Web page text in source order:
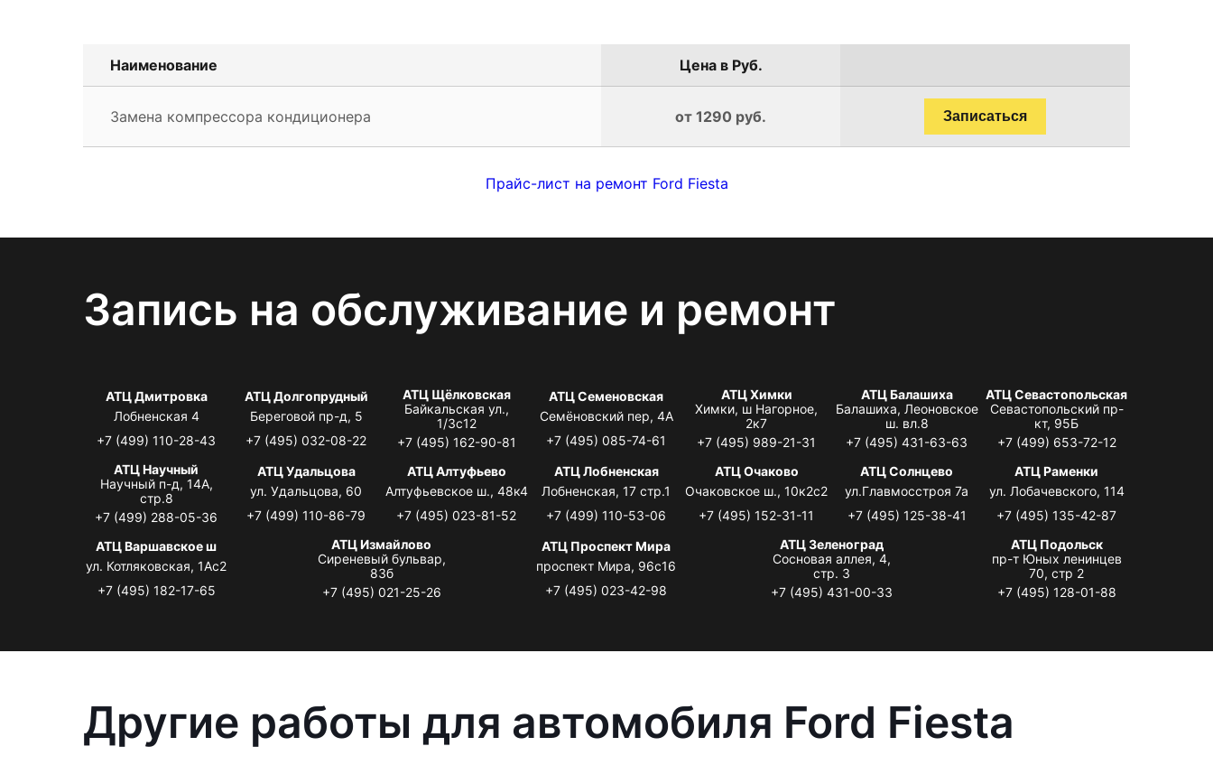
Наименование Цена в Руб.
Замена компрессора кондиционера от 1290 руб. Записаться
Прайс-лист на ремонт Ford Fiesta
Запись на обслуживание и ремонт
АТЦ Дмитровка
Лобненская 4
+7 (499) 110-28-43
АТЦ Долгопрудный
Береговой пр-д, 5
+7 (495) 032-08-22
АТЦ Щёлковская
Байкальская ул.,
1/3с12
+7 (495) 162-90-81
АТЦ Семеновская
Семёновский пер, 4А
+7 (495) 085-74-61
АТЦ Химки
Химки, ш Нагорное,
2к7
+7 (495) 989-21-31
АТЦ Балашиха
Балашиха, Леоновское
ш. вл.8
+7 (495) 431-63-63
АТЦ Севастопольская
Севастопольский пр-
кт, 95Б
+7 (499) 653-72-12
АТЦ Научный
Научный п-д, 14А,
стр.8
+7 (499) 288-05-36
АТЦ Удальцова
ул. Удальцова, 60
+7 (499) 110-86-79
АТЦ Алтуфьево
Алтуфьевское ш., 48к4
+7 (495) 023-81-52
АТЦ Лобненская
Лобненская, 17 стр.1
+7 (499) 110-53-06
АТЦ Очаково
Очаковское ш., 10к2с2
+7 (495) 152-31-11
АТЦ Солнцево
ул.Главмосстроя 7а
+7 (495) 125-38-41
АТЦ Раменки
ул. Лобачевского, 114
+7 (495) 135-42-87
АТЦ Варшавское ш
ул. Котляковская, 1Ас2
+7 (495) 182-17-65
АТЦ Измайлово
Сиреневый бульвар,
83б
+7 (495) 021-25-26
АТЦ Проспект Мира
проспект Мира, 96с16
+7 (495) 023-42-98
АТЦ Зеленоград
Сосновая аллея, 4,
стр. 3
+7 (495) 431-00-33
АТЦ Подольск
пр-т Юных ленинцев
70, стр 2
+7 (495) 128-01-88
Другие работы для автомобиля Ford Fiesta